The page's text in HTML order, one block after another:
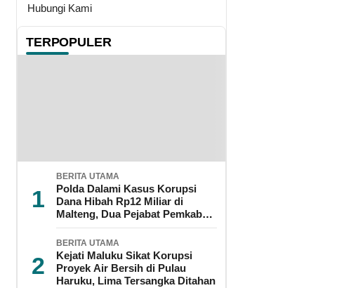
Hubungi Kami
TERPOPULER
1
BERITA UTAMA
Polda Dalami Kasus Korupsi
Dana Hibah Rp12 Miliar di
Malteng, Dua Pejabat Pemkab
Diperiksa
2
BERITA UTAMA
Kejati Maluku Sikat Korupsi
Proyek Air Bersih di Pulau
Haruku, Lima Tersangka Ditahan